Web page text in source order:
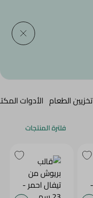
تخزيين الطعام الأدوات
فلترة المنتجات